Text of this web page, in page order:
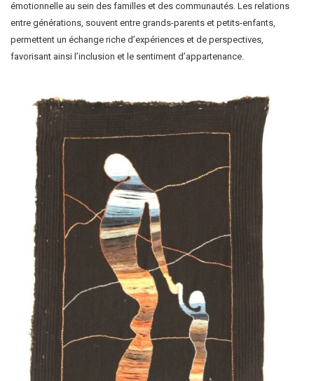
émotionnelle au sein des familles et des communautés. Les relations
entre générations, souvent entre grands-parents et petits-enfants,
permettent un échange riche d’expériences et de perspectives,
favorisant ainsi l’inclusion et le sentiment d’appartenance.